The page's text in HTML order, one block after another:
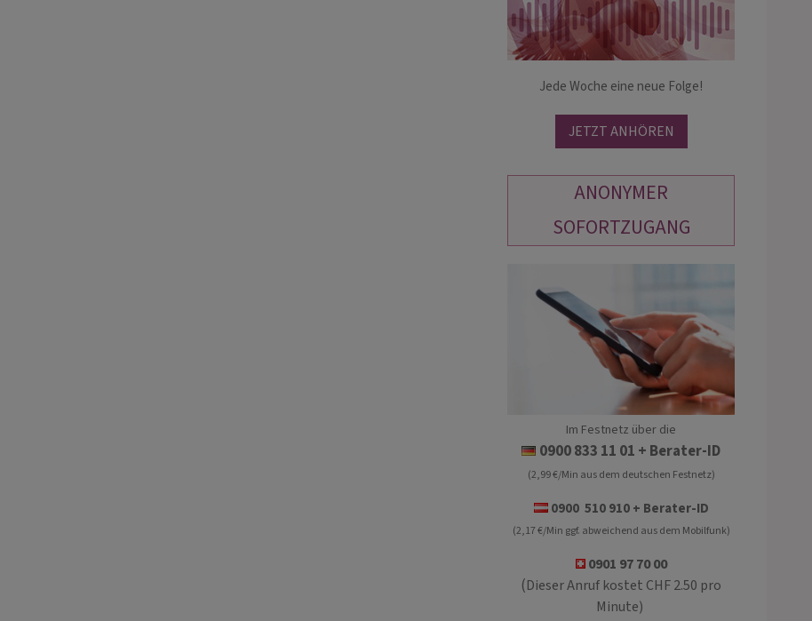
☆ Liebevolle Lebensberatung mit
Pendeln sind meine Berufung und ich
💎 Klarheit und Hellsicht , Intuition
zügig einen klaren Blick auf die
Ich bin von…
*✨Präziser hellsichtiger Blick 🧿 mit
Spezialgebiet Dualseelen u.
LEONARDO
PIN: 198
NUR EMAILBERATUNG! Reine
sehr bekannten Hellseherin. Keine
Hilfsmittel nötig, nur Name und
Geburtsdatum reichen aus
Jede Woche eine neue Folge!
JETZT ANHÖREN
ANONYMER
SOFORTZUGANG
Im Festnetz über die
0900 833 11 01 + Berater-ID
(2,99 €/Min aus dem deutschen Festnetz)
0900 510 910 + Berater-ID
(2,17 €/Min ggf. abweichend aus dem Mobilfunk)
0901 97 70 00
(Dieser Anruf kostet CHF 2.50 pro
Minute)